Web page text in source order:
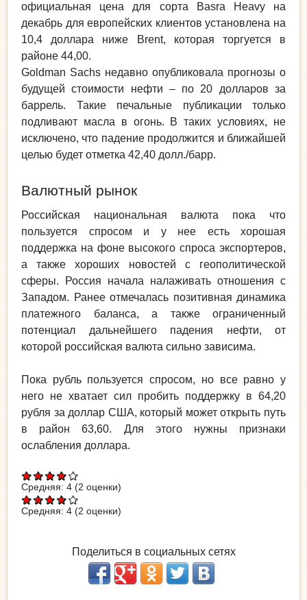
официальная цена для сорта Basra Heavy на
декабрь для европейских клиентов установлена на
10,4 доллара ниже Brent, которая торгуется в
районе 44,00.
Goldman Sachs недавно опубликовала прогнозы о
будущей стоимости нефти – по 20 долларов за
баррель. Такие печальные публикации только
подливают масла в огонь. В таких условиях, не
исключено, что падение продолжится и ближайшей
целью будет отметка 42,40 долл./барр.
Валютный рынок
Российская национальная валюта пока что
пользуется спросом и у нее есть хорошая
поддержка на фоне высокого спроса экспортеров,
а также хороших новостей с геополитической
сферы. Россия начала налаживать отношения с
Западом. Ранее отмечалась позитивная динамика
платежного баланса, а также ограниченный
потенциал дальнейшего падения нефти, от
которой российская валюта сильно зависима.
Пока рубль пользуется спросом, но все равно у
него не хватает сил пробить поддержку в 64,20
рубля за доллар США, который может открыть путь
в район 63,60. Для этого нужны признаки
ослабления доллара.
Средняя: 4 (2 оценки)
Средняя: 4 (2 оценки)
Поделиться в социальных сетях